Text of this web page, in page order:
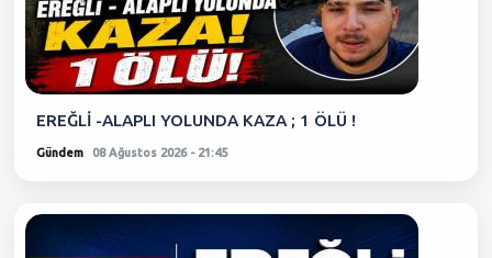
EREĞLİ -ALAPLI YOLUNDA KAZA ; 1 ÖLÜ !
Gündem 08 Ağustos 2026 - 21:45